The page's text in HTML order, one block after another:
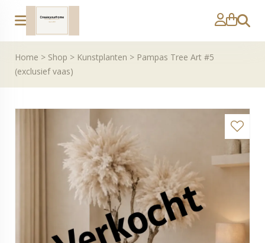
Zoeken
Home > Shop > Kunstplanten > Pampas Tree Art #5
(exclusief vaas)